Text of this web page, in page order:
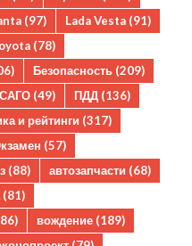
(97) Lada Vesta (91)
(78)
Безопасность (209)
(49) ПДД (136)
и рейтинги (317)
(57)
(88) автозапчасти (68)
(81)
вождение (189)